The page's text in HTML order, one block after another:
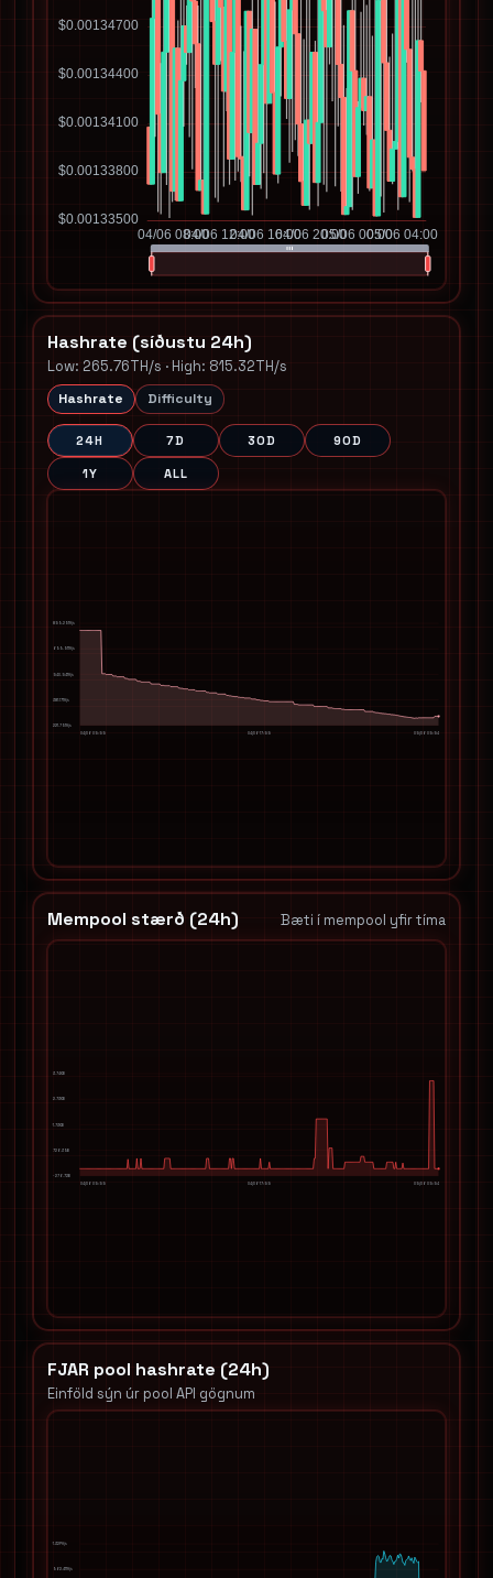
Hashrate (síðustu 24h)
Low: 265.76TH/s · High: 815.32TH/s
Hashrate Difficulty
24H 7D 30D 90D
1Y ALL
859.29TH/s
699.91TH/s
540.54TH/s
381.17TH/s
221.79TH/s
04/06 05:55 04/06 17:55 05/06 05:54
Mempool stærð (24h) Bæti í mempool yfir tíma
3.74KB
2.73KB
1.73KB
726.39B
-276.72B
04/06 05:55 04/06 17:55 05/06 05:54
FJAR pool hashrate (24h)
Einföld sýn úr pool API gögnum
1.32PH/s
962.41TH/s